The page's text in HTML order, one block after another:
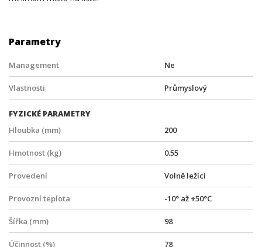
Parametry
Management Ne
Vlastnosti Průmyslový
FYZICKÉ PARAMETRY
Hloubka (mm)
200
Hmotnost (kg) 0.55
Provedení Volně ležící
Provozní teplota -10° až +50°C
Šířka (mm) 98
Účinnost (%) 78